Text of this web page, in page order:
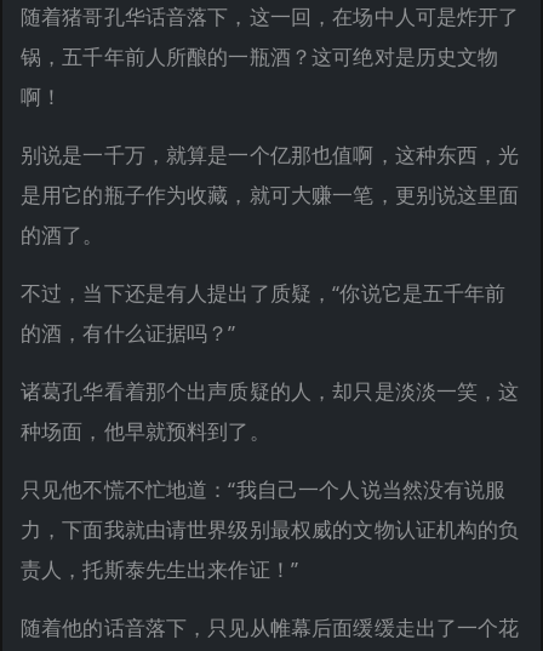
随着猪哥孔华话音落下，这一回，在场中人可是炸开了
锅，五千年前人所酿的一瓶酒？这可绝对是历史文物
啊！
别说是一千万，就算是一个亿那也值啊，这种东西，光
是用它的瓶子作为收藏，就可大赚一笔，更别说这里面
的酒了。
不过，当下还是有人提出了质疑，“你说它是五千年前
的酒，有什么证据吗？”
诸葛孔华看着那个出声质疑的人，却只是淡淡一笑，这
种场面，他早就预料到了。
只见他不慌不忙地道：“我自己一个人说当然没有说服
力，下面我就由请世界级别最权威的文物认证机构的负
责人，托斯泰先生出来作证！”
随着他的话音落下，只见从帷幕后面缓缓走出了一个花